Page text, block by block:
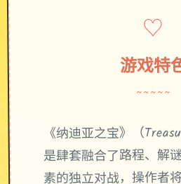
♡
游戏特
~~~~~
《纳迪亚之宝》（
是肆套融合了路程、解
素的独立对战，操作者